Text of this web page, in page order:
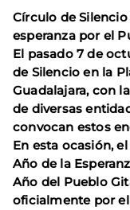
Círculo de
esperanza por el
El pasado 7 de
de Silencio en la
Guadalajara, con
de diversas
convocan estos
En esta ocasión,
Año de la
Año del Pueblo
oficialmente por